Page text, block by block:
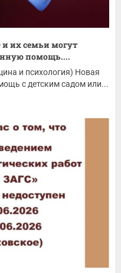
и их семьи могут
помощь....
и психология) Новая
с детским садом или...